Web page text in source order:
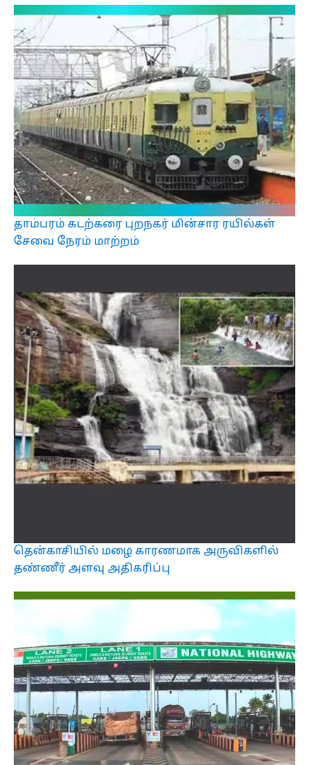
தாம்பரம் கடற்கரை புறநகர் மின்சார ரயில்கள்
சேவை நேரம் மாற்றம்
தென்காசியில் மழை காரணமாக அருவிகளில்
தண்ணீர் அளவு அதிகரிப்பு